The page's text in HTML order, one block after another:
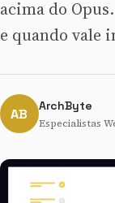
acima do
e quando vale
AB ArchByte
Especialistas